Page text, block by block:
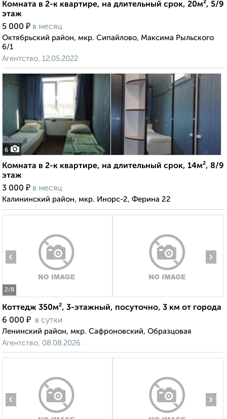
Комната в 2-к квартире, на длительный срок, 20м², 5/9
этаж
5 000 ₽ в месяц
Октябрьский район, мкр. Сипайлово, Максима Рыльского
6/1
Агентство, 12.05.2022
6
Комната в 2-к квартире, на длительный срок, 14м², 8/9
этаж
3 000 ₽ в месяц
Калининский район, мкр. Инорс-2, Ферина 22
2/8
‹ ›
Коттедж 350м², 3-этажный, посуточно, 3 км от города
6 000 ₽ в сутки
Ленинский район, мкр. Сафроновский, Образцовая
Агентство, 08.08.2026
‹ ›